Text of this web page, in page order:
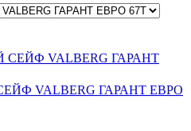
VALBERG ГАРАНТ ЕВРО